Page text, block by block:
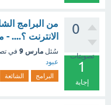
0
تصويتات
1
إجابة
من البرامج
الانترنت ؟....
سُئل مارس 9 في
عبود
البرامج الشائعة